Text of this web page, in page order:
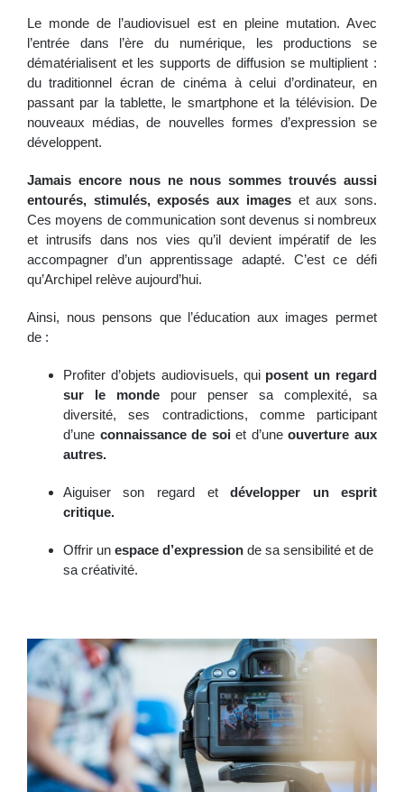
Le monde de l’audiovisuel est en pleine mutation. Avec
l’entrée dans l’ère du numérique, les productions se
dématérialisent et les supports de diffusion se multiplient :
du traditionnel écran de cinéma à celui d’ordinateur, en
passant par la tablette, le smartphone et la télévision. De
nouveaux médias, de nouvelles formes d’expression se
développent.
Jamais encore nous ne nous sommes trouvés aussi
entourés, stimulés, exposés aux imageset aux sons.
Ces moyens de communication sont devenus si nombreux
et intrusifs dans nos vies qu’il devient impératif de les
accompagner d’un apprentissage adapté. C’est ce défi
qu’Archipel relève aujourd’hui.
Ainsi, nous pensons que l’éducation aux images permet
de :
Profiter d’objets audiovisuels, qui posent un regard
sur le monde pour penser sa complexité, sa
diversité, ses contradictions, comme participant
d’une connaissance de soiet d’uneouverture aux
autres.
Aiguiser son regard etdévelopper un esprit
critique.
Offrir un espace d’expressionde sa sensibilité et de
sa créativité.